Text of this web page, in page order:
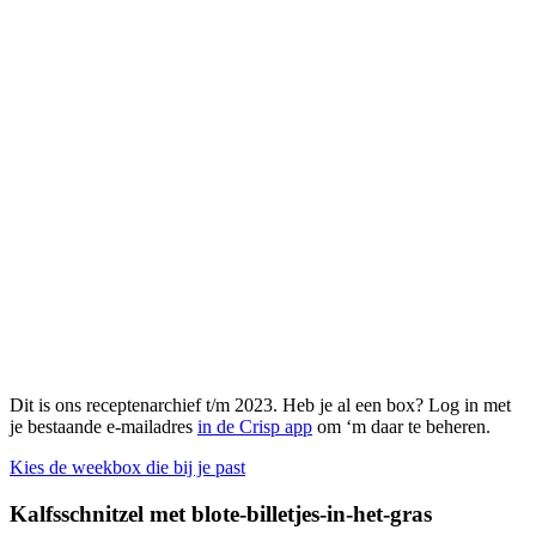
Dit is ons receptenarchief t/m 2023. Heb je al een box? Log in met
je bestaande e-mailadres in de Crisp app om ‘m daar te beheren.
Kies de weekbox die bij je past
Kalfsschnitzel met blote-billetjes-in-het-gras